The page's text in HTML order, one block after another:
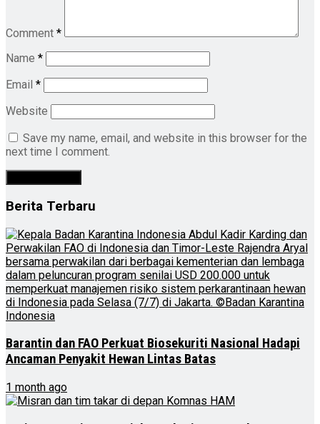
Comment *
Name *
Email *
Website
Save my name, email, and website in this browser for the
next time I comment.
Berita Terbaru
Barantin dan FAO Perkuat Biosekuriti Nasional Hadapi
Ancaman Penyakit Hewan Lintas Batas
1 month ago